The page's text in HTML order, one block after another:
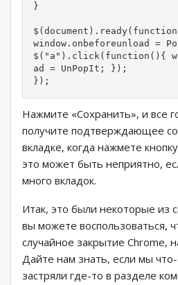
}
window.onbeforeunload =
$("a").click(function(){
ad = UnPopIt; });
});
Нажмите «Сохранить», и все
получите подтверждающее
вкладке, когда нажмете
это может быть неприятно,
много вкладок.
Итак, это были некоторые из
вы можете воспользоваться,
случайное закрытие Chrome,
Дайте нам знать, если мы
застряли где-то в разделе